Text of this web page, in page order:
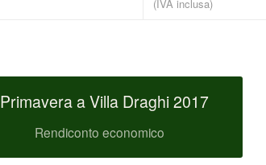
(IVA inclusa)
Primavera a Villa Draghi 2017
Rendiconto economico